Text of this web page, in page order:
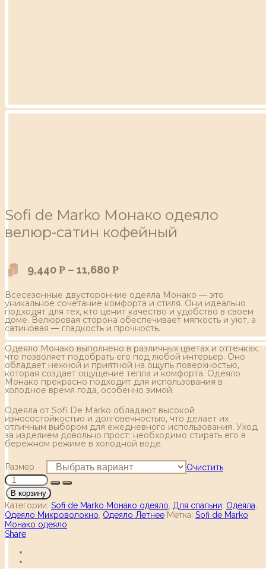
Sofi de Marko Монако одеяло
велюр-сатин кофейный
9,440 Р – 11,680 Р
Всесезонные двусторонние одеяла Монако — это
уникальное сочетание комфорта и стиля. Они идеально
подходят для тех, кто ценит качество и удобство в своем
доме. Велюровая сторона обеспечивает мягкость и уют, а
сатиновая — гладкость и прочность.
Одеяло Монако выполнено в различных цветах и оттенках,
что позволяет подобрать его под любой интерьер. Оно
обладает нежной и приятной на ощупь поверхностью,
которая создает ощущение тепла и комфорта. Одеяло
Монако прекрасно подходит для использования в
холодное время года, особенно зимой.
Одеяла от Sofi De Marko обладают высокой
износостойкостью и долговечностью, что делает их
отличным выбором для ежедневного использования. Уход
за изделием довольно прост: необходимо стирать его в
бережном режиме в холодной воде.
Размер Очистить
В корзину
Категории: Sofi de Marko Монако одеяло Для спальни Одеяла
Одеяло Микроволокно Одеяло Летнее Метка: Sofi de Marko
Монако одеяло
Share